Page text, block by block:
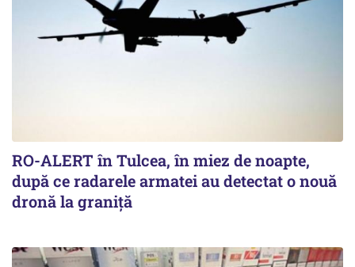
RO-ALERT în Tulcea, în miez de noapte,
după ce radarele armatei au detectat o nouă
dronă la graniță